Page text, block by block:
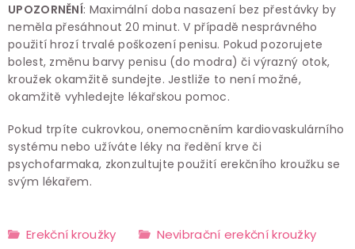
UPOZORNĚNÍ: Maximální doba nasazení bez přestávky by
neměla přesáhnout20 minut. V případě nesprávného
použití hrozí trvalé poškození penisu. Pokud pozorujete
bolest, změnu barvy penisu (do modra) či výrazný otok,
kroužek okamžitě sundejte. Jestliže to není možné,
okamžitě vyhledejte lékařskou pomoc.
Pokud trpíte cukrovkou, onemocněním kardiovaskulárního
systému nebo užíváte léky na ředění krve či
psychofarmaka, zkonzultujte použití erekčního kroužku se
svým lékařem.
Erekční kroužky
Nevibrační erekční kroužky